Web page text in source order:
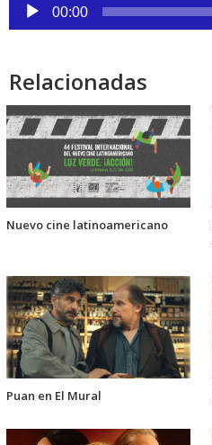
audio
00:00
Relacionadas
Nuevo cine latinoamericano
Puan en El Mural